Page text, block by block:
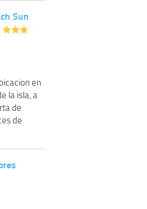
Sun
en
la isla, a
de
de